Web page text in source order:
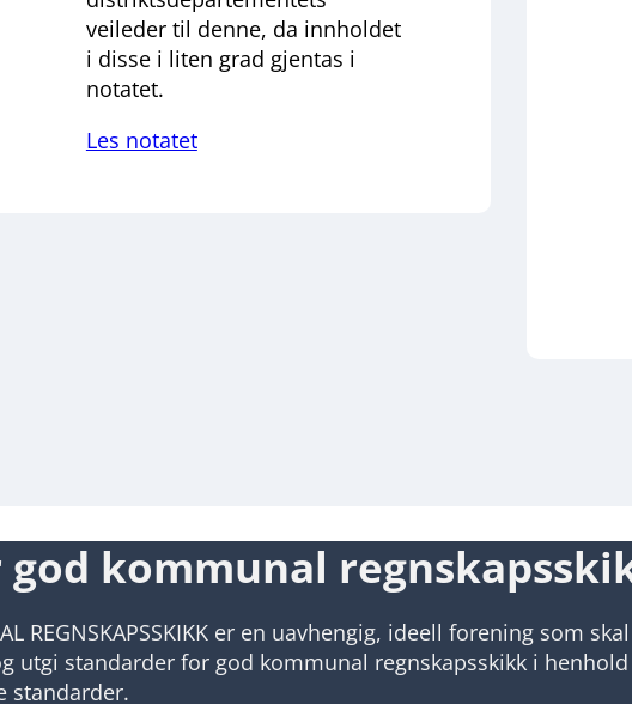
veileder til denne, da innholdet
i disse i liten grad gjentas i
notatet.
Les notatet
kommunal
REGNSKAPSSKIKK er en uavhengig, ideell forening som
utgi standarder for god kommunal regnskapsskikk i
standarder.